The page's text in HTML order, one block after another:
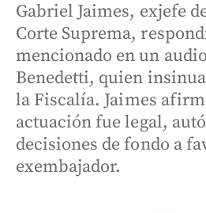
Gabriel Jaimes, exjefe
Corte Suprema,
mencionado en un
Benedetti, quien
la Fiscalía. Jaimes
actuación fue legal,
decisiones de fondo a
exembajador.